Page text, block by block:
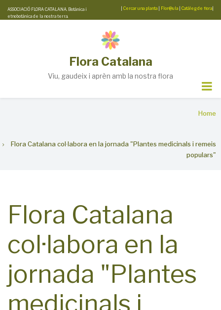
Skip
to
ASSOCIACIÓ FLORA CATALANA. Botànica i
etnobotànica de la nostra terra.
Cercar una planta Flor@ula Catàleg de flora
Flora Catalana
Viu, gaudeix i aprèn amb la nostra flora
Home
Flora Catalana col·labora en la jornada "Plantes medicinals i remeis
populars"
Flora Catalana
col·labora en la
jornada "Plantes
medicinals i